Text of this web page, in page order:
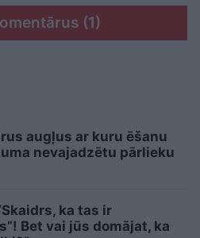
(1)
augļus ar kuru ēšanu
nevajadzētu pārlieku
ka tas ir
Bet vai jūs domājat, ka